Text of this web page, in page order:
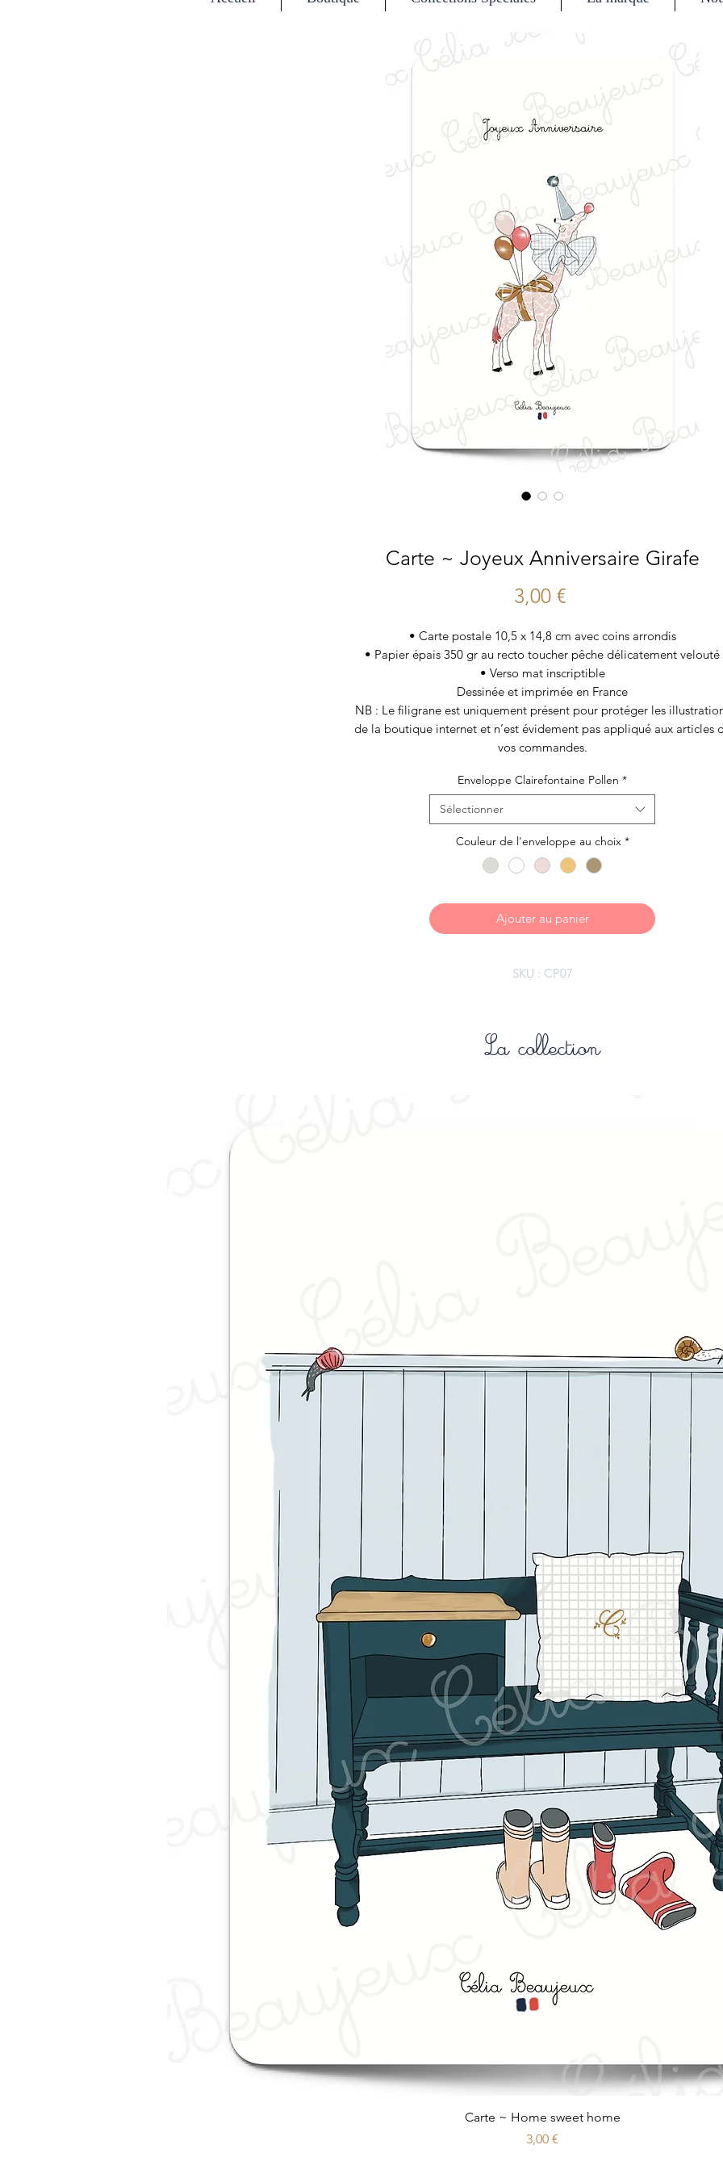
Carte ~ Joyeux Anniversaire Girafe
3,00 €
• Carte postale 10,5 x 14,8 cm avec coins arrondis
• Papier épais 350 gr au recto toucher pêche délicatement velouté
• Verso mat inscriptible
Dessinée et imprimée en France
NB : Le filigrane est uniquement présent pour protéger les
de la boutique internet et n’est évidement pas appliqué aux articles
vos commandes.
Enveloppe Clairefontaine Pollen *
Sélectionner
Couleur de l'enveloppe au choix *
Ajouter au panier
SKU : CP07
La collection
Aperçu rapide
Carte ~ Home sweet home
Prix
3,00 €